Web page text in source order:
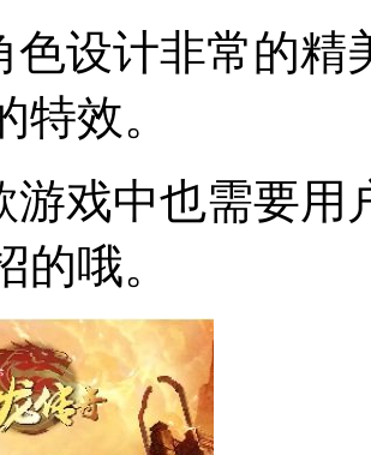
色设计非常的
特效。
游戏中也需要用
的哦。